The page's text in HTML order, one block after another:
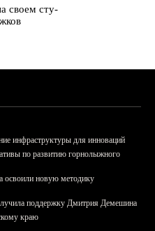
своем сту-
инфраструктуры для инноваций
по развитию горнолыжного
освоили новую методику
поддержку Дмитрия Демешина
краю